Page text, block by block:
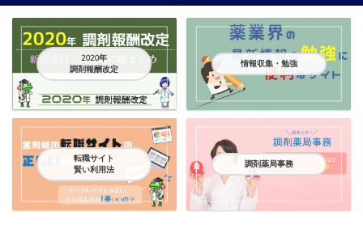
2020年
調剤報酬改定
情報収集・勉強
転職サイト
賢い利用法
調剤薬局事務